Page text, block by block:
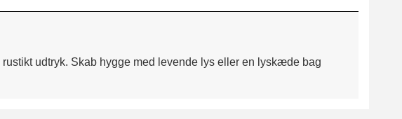
udtryk. Skab hygge med levende lys eller en lyskæde bag